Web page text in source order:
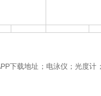
地址；电泳仪；光度计